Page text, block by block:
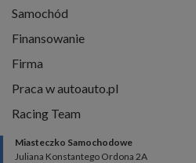
Samochód
Finansowanie
Firma
Praca w autoauto.pl
Racing Team
Miasteczko Samochodowe
Juliana Konstantego Ordona 2A